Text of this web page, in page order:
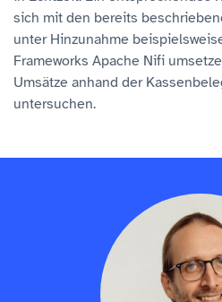
sich mit den bereits
unter Hinzunahme
Frameworks Apache Nifi
Umsätze anhand der
untersuchen.